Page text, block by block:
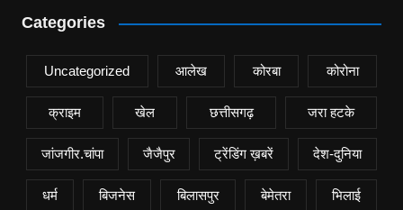
Categories
Uncategorized आलेख कोरबा कोरोना
क्राइम खेल छत्तीसगढ़ जरा हटके
जांजगीर.चांपा जैजैपुर ट्रेंडिंग ख़बरें देश-दुनिया
धर्म बिजनेस बिलासपुर बेमेतरा भिलाई